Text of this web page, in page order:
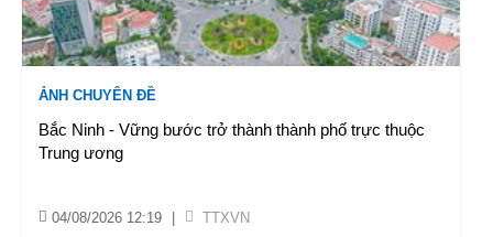
ẢNH CHUYÊN ĐỀ
Bắc Ninh - Vững bước trở thành thành phố trực thuộc
Trung ương
04/08/2026 12:19 TTXVN